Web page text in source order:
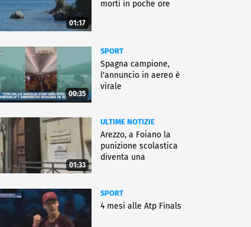
01:17
morti in poche ore
00:35
SPORT
Spagna campione,
l'annuncio in aereo è
virale
01:33
ULTIME NOTIZIE
Arezzo, a Foiano la
punizione scolastica
diventa una
SPORT
4 mesi alle Atp Finals